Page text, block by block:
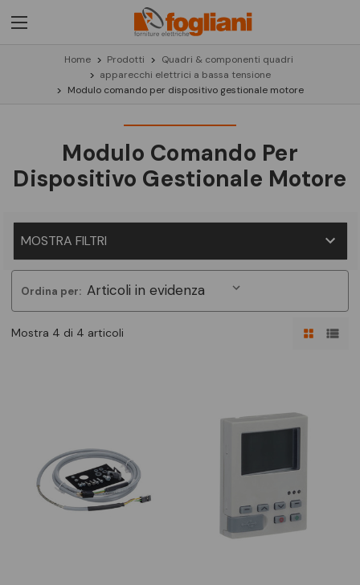
Home Prodotti
Quadri & componenti quadri
apparecchi elettrici a bassa tensione
Modulo comando per dispositivo gestionale motore
Modulo Comando Per
Dispositivo Gestionale Motore
MOSTRA FILTRI
Mostra 4 di 4 articoli
Ordina per: